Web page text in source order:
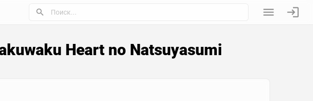
Heart no Natsuyasumi